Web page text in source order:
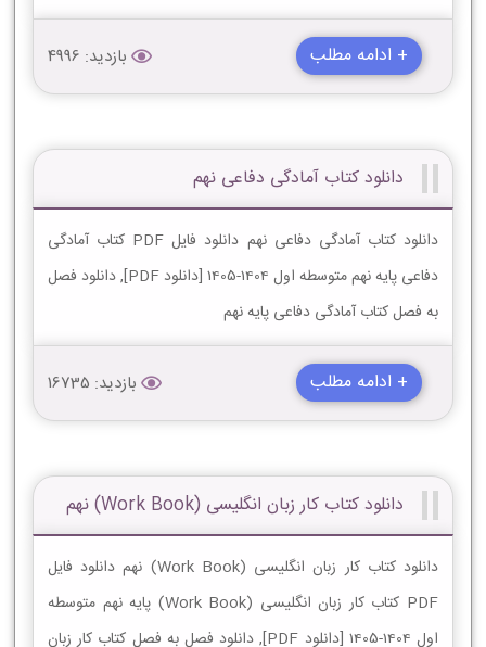
+ ادامه مطلب بازدید: 4996
دانلود کتاب آمادگی دفاعی نهم
دانلود کتاب آمادگی دفاعی نهم دانلود فایل PDF کتاب آمادگی
دفاعی پایه نهم متوسطه اول 1404-1405 [دانلود PDF], دانلود فصل
به فصل کتاب آمادگی دفاعی پایه نهم
+ ادامه مطلب بازدید: 16735
دانلود کتاب کار زبان انگلیسی (Work Book) نهم
دانلود کتاب کار زبان انگلیسی (Work Book) نهم دانلود فایل
PDF کتاب کار زبان انگلیسی (Work Book) پایه نهم متوسطه
اول 1404-1405 [دانلود PDF], دانلود فصل به فصل کتاب کار زبان